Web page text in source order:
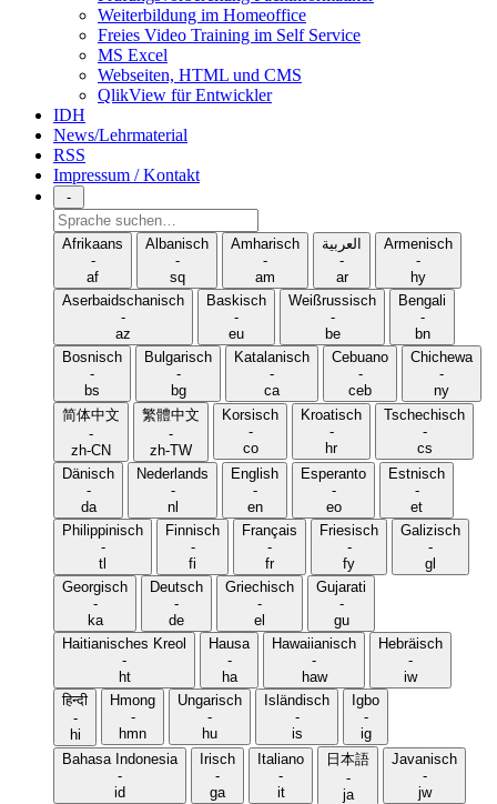
Weiterbildung im Homeoffice
Freies Video Training im Self Service
MS Excel
Webseiten, HTML und CMS
QlikView für Entwickler
IDH
News/Lehrmaterial
RSS
Impressum / Kontakt
-
Sprache
suchen
Afrikaans
-
af
Albanisch
-
sq
Amharisch
-
am
العربية
-
ar
Armenisch
-
hy
Aserbaidschanisch
-
az
Baskisch
-
eu
Weißrussisch
-
be
Bengali
-
bn
Bosnisch
-
bs
Bulgarisch
-
bg
Katalanisch
-
ca
Cebuano
-
ceb
Chichewa
-
ny
简体中文
-
zh-CN
繁體中文
-
zh-TW
Korsisch
-
co
Kroatisch
-
hr
Tschechisch
-
cs
Dänisch
-
da
Nederlands
-
nl
English
-
en
Esperanto
-
eo
Estnisch
-
et
Philippinisch
-
tl
Finnisch
-
fi
Français
-
fr
Friesisch
-
fy
Galizisch
-
gl
Georgisch
-
ka
Deutsch
-
de
Griechisch
-
el
Gujarati
-
gu
Haitianisches Kreol
-
ht
Hausa
-
ha
Hawaiianisch
-
haw
Hebräisch
-
iw
हिन्दी
-
hi
Hmong
-
hmn
Ungarisch
-
hu
Isländisch
-
is
Igbo
-
ig
Bahasa Indonesia
-
id
Irisch
-
ga
Italiano
-
it
日本語
-
ja
Javanisch
-
jw